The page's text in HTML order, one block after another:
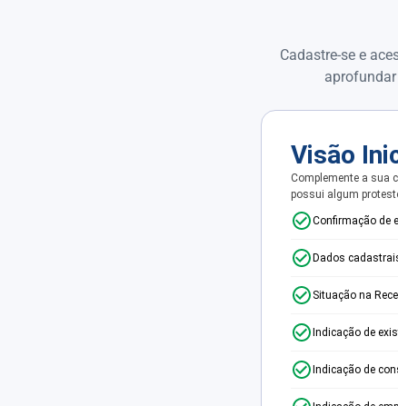
Cadastre-se e
Visão
Complemente a sua
possui algum
Confirmação de
Dados
Situação na
Indicação de
Indicação de